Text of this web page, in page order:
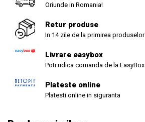
Oriunde in Romania!
Retur produse
In 14 zile de la primirea produselor
Livrare easybox
Poti ridica comanda de la EasyBox
Plateste online
Platesti online in siguranta